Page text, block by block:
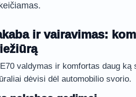
keičiamas.
ir vairavimas:
valdymas ir komfortas daug ką
dėvisi dėl automobilio svorio.